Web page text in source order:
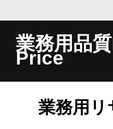
業務用品
Price
業務用